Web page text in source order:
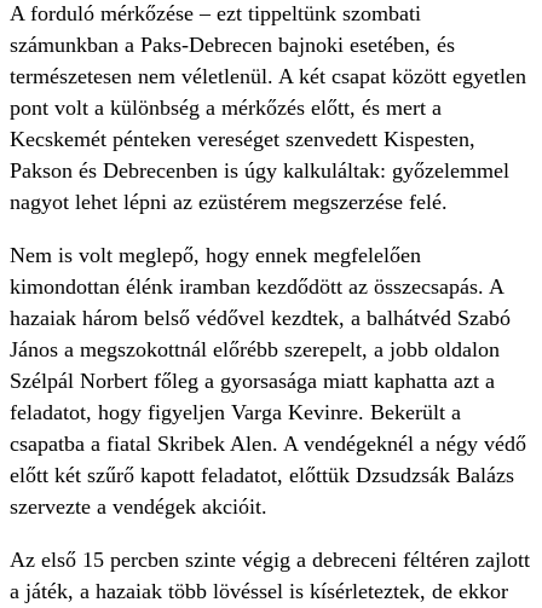
A forduló mérkőzése – ezt tippeltünk szombati
számunkban a Paks-Debrecen bajnoki esetében, és
természetesen nem véletlenül. A két csapat között egyetlen
pont volt a különbség a mérkőzés előtt, és mert a
Kecskemét pénteken vereséget szenvedett Kispesten,
Pakson és Debrecenben is úgy kalkuláltak: győzelemmel
nagyot lehet lépni az ezüstérem megszerzése felé.
Nem is volt meglepő, hogy ennek megfelelően
kimondottan élénk iramban kezdődött az összecsapás. A
hazaiak három belső védővel kezdtek, a balhátvéd Szabó
János a megszokottnál előrébb szerepelt, a jobb oldalon
Szélpál Norbert főleg a gyorsasága miatt kaphatta azt a
feladatot, hogy figyeljen Varga Kevinre. Bekerült a
csapatba a fiatal Skribek Alen. A vendégeknél a négy védő
előtt két szűrő kapott feladatot, előttük Dzsudzsák Balázs
szervezte a vendégek akcióit.
Az első 15 percben szinte végig a debreceni féltéren zajlott
a játék, a hazaiak több lövéssel is kísérleteztek, de ekkor